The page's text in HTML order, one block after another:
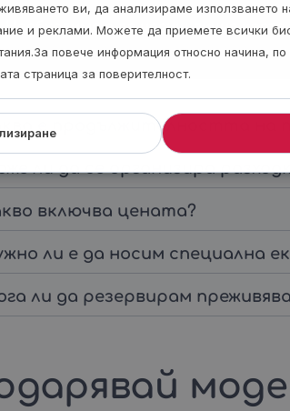
Необходимо е да носиш лична карта.
е продължителността на
ли да се организира
включва цената?
ли е да носим специална
ли да резервирам
ви, да анализираме използването
и реклами. Можете да приемете всички
повече информация относно начина,
страница за поверителност.